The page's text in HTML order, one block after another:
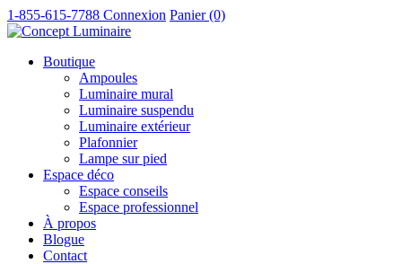
1-855-615-7788 Connexion Panier (0)
Boutique
Ampoules
Luminaire mural
Luminaire suspendu
Luminaire extérieur
Plafonnier
Lampe sur pied
Espace déco
Espace conseils
Espace professionnel
À propos
Blogue
Contact